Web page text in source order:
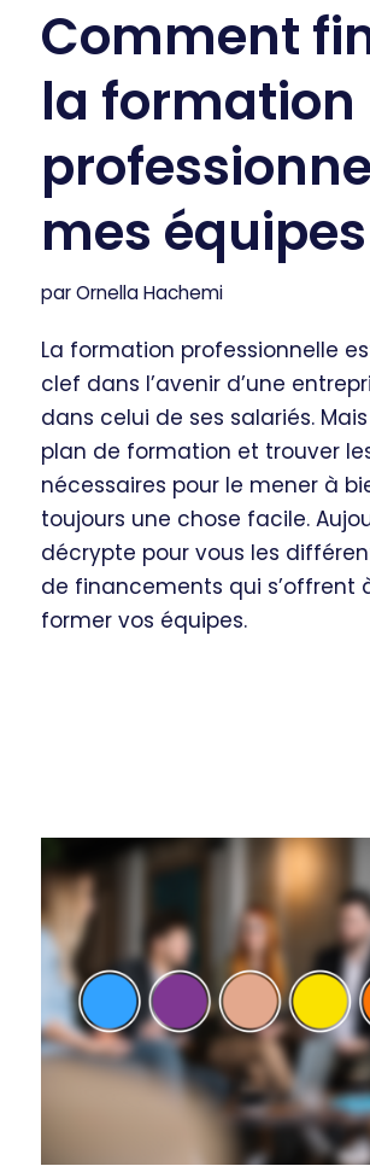
Comment
la formation
mes
parOrnella Hachemi
La formation professionnelle
clef dans l’avenir d’une
dans celui de ses salariés.
plan de formation et trouver
nécessaires pour le mener à
toujours une chose facile.
décrypte pour vous les
de financements qui s’offrent
former vos équipes.